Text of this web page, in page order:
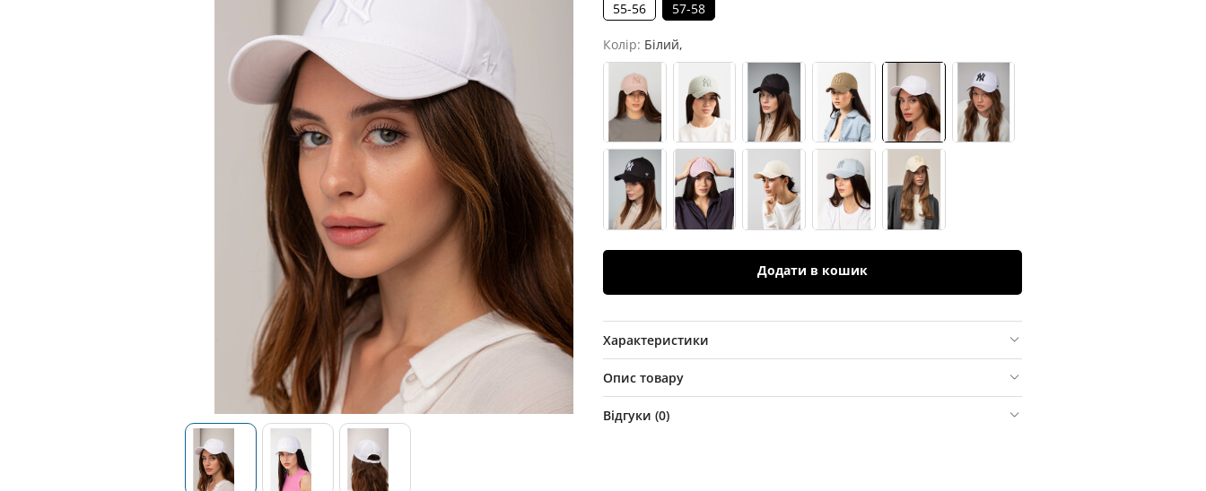
55-56
57-58
Колір: Білий,
Додати в кошик
Характеристики
Опис товару
Відгуки (0)